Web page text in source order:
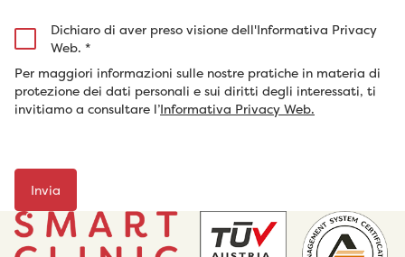
Dichiaro di aver preso visione dell'Informativa Privacy
Web. *
Per maggiori informazioni sulle nostre pratiche in materia di
protezione dei dati personali e sui diritti degli interessati, ti
invitiamo a consultare l’Informativa Privacy Web.